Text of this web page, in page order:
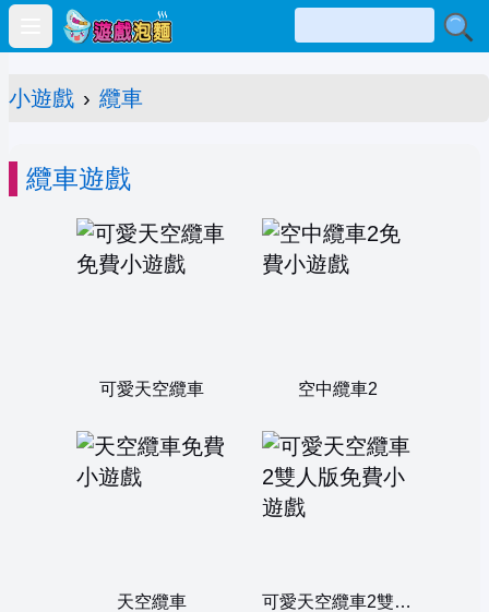
Open main menu
小遊戲 › 纜車
纜車遊戲
可愛天空纜車 空中纜車2
天空纜車 可愛天空纜車2雙人版